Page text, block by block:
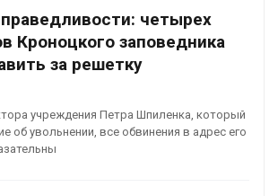
четырех
Кроноцкого заповедника
за решетку
учреждения Петра Шпиленка, который
об увольнении, все обвинения в адрес его